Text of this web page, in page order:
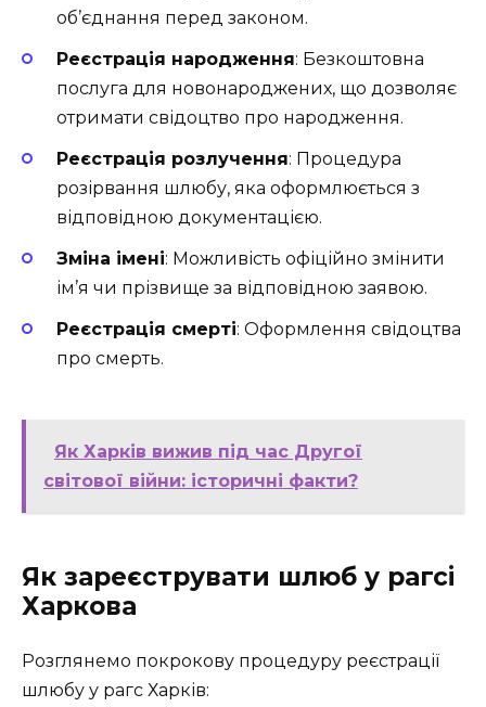
об’єднання перед законом.
Реєстрація народження: Безкоштовна
послуга для новонароджених, що дозволяє
отримати свідоцтво про народження.
Реєстрація розлучення: Процедура
розірвання шлюбу, яка оформлюється з
відповідною документацією.
Зміна імені: Можливість офіційно змінити
ім’я чи прізвище за відповідною заявою.
Реєстрація смерті: Оформлення свідоцтва
про смерть.
Як Харків вижив під час Другої
світової війни: історичні факти?
Як зареєструвати шлюб у рагсі
Харкова
Розглянемо покрокову процедуру реєстрації
шлюбу у рагс Харків: